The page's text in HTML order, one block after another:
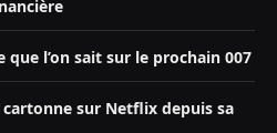
que l’on sait sur le prochain 007
cartonne sur Netflix depuis sa